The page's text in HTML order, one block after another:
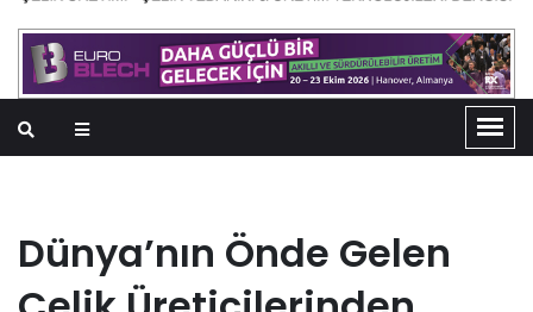
Dünya’nın Önde Gelen